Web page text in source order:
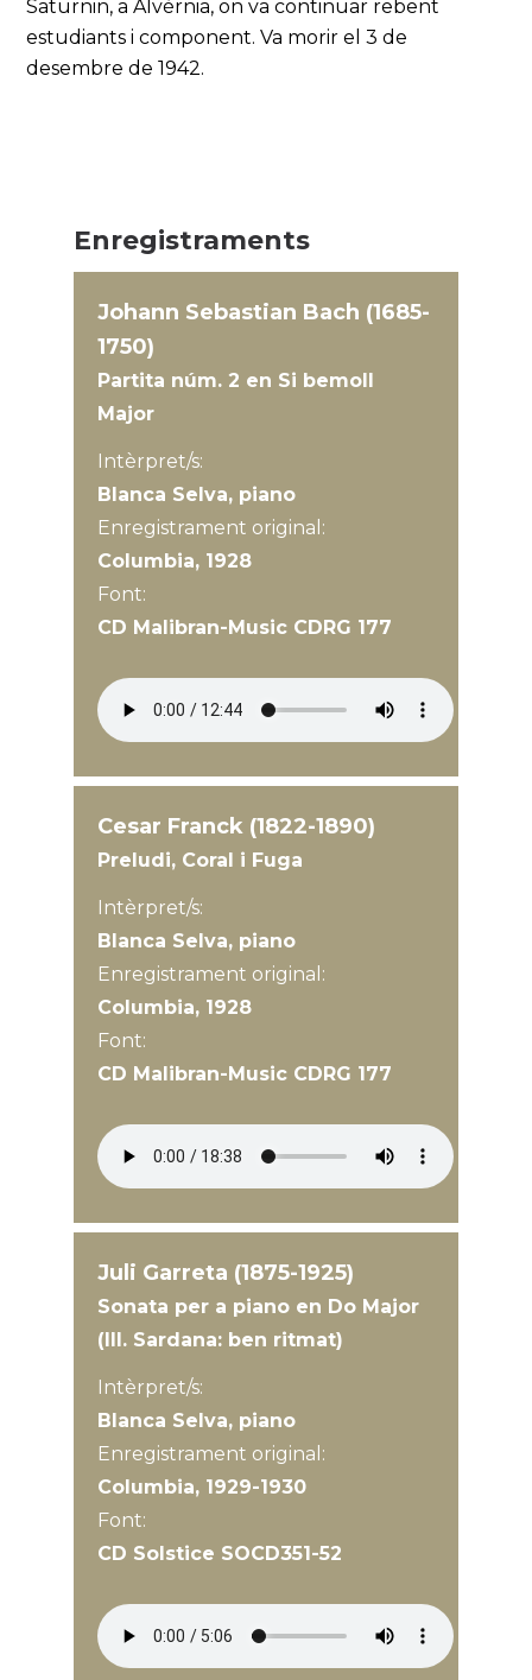
Saturnin, a Alvèrnia, on va continuar rebent
estudiants i component. Va morir el 3 de
desembre de 1942.
Enregistraments
Johann Sebastian Bach (1685-
1750)
Partita núm. 2 en Si bemoll
Major
Intèrpret/s:
Blanca Selva, piano
Enregistrament original:
Columbia, 1928
Font:
CD Malibran-Music CDRG 177
Cesar Franck (1822-1890)
Preludi, Coral i Fuga
Intèrpret/s:
Blanca Selva, piano
Enregistrament original:
Columbia, 1928
Font:
CD Malibran-Music CDRG 177
Juli Garreta (1875-1925)
Sonata per a piano en Do Major
(III. Sardana: ben ritmat)
Intèrpret/s:
Blanca Selva, piano
Enregistrament original:
Columbia, 1929-1930
Font:
CD Solstice SOCD351-52